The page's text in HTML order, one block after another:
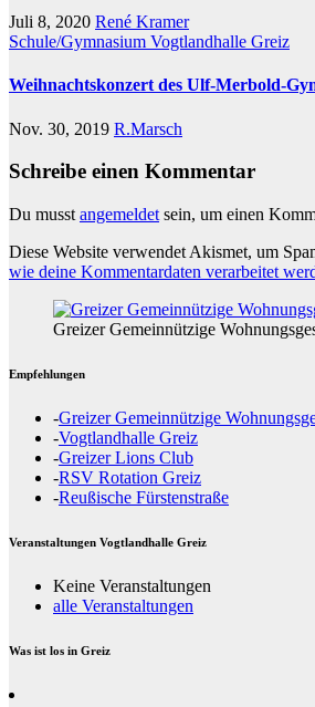
Juli 8, 2020 René Kramer
Schule/Gymnasium Vogtlandhalle Greiz
Weihnachtskonzert des Ulf-Merbold-
Nov. 30, 2019 R.Marsch
Schreibe einen Kommentar
Du musst angemeldet sein, um einen
Diese Website verwendet Akismet, um
wie deine Kommentardaten verarbeitet
Greizer Gemeinnützige
Empfehlungen
-Greizer Gemeinnützige
-Vogtlandhalle Greiz
-Greizer Lions Club
-RSV Rotation Greiz
-Reußische Fürstenstraße
Veranstaltungen Vogtlandhalle Greiz
Keine Veranstaltungen
alle Veranstaltungen
Was ist los in Greiz